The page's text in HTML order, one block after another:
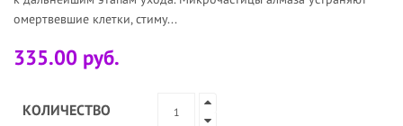
омертвевшие клетки, стиму...
335.00 руб.
КОЛИЧЕСТВО